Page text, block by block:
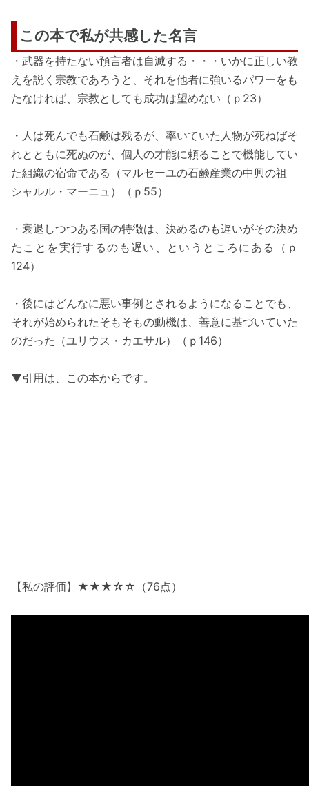
この本で私が共感した名言
・武器を持たない預言者は自滅する・・・いかに正しい教
えを説く宗教であろうと、それを他者に強いるパワーをも
たなければ、宗教としても成功は望めない（ｐ23）
・人は死んでも石鹸は残るが、率いていた人物が死ねばそ
れとともに死ぬのが、個人の才能に頼ることで機能してい
た組織の宿命である（マルセーユの石鹸産業の中興の祖
シャルル・マーニュ）（ｐ55）
・衰退しつつある国の特徴は、決めるのも遅いがその決め
たことを実行するのも遅い、というところにある（ｐ
124）
・後にはどんなに悪い事例とされるようになることでも、
それが始められたそもそもの動機は、善意に基づいていた
のだった（ユリウス・カエサル）（ｐ146）
▼引用は、この本からです。
【私の評価】★★★☆☆（76点）